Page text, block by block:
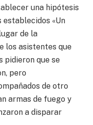
una hipótesis
establecidos «Un
de la
los asistentes que
pidieron que se
pero
de otro
armas de fuego y
a disparar